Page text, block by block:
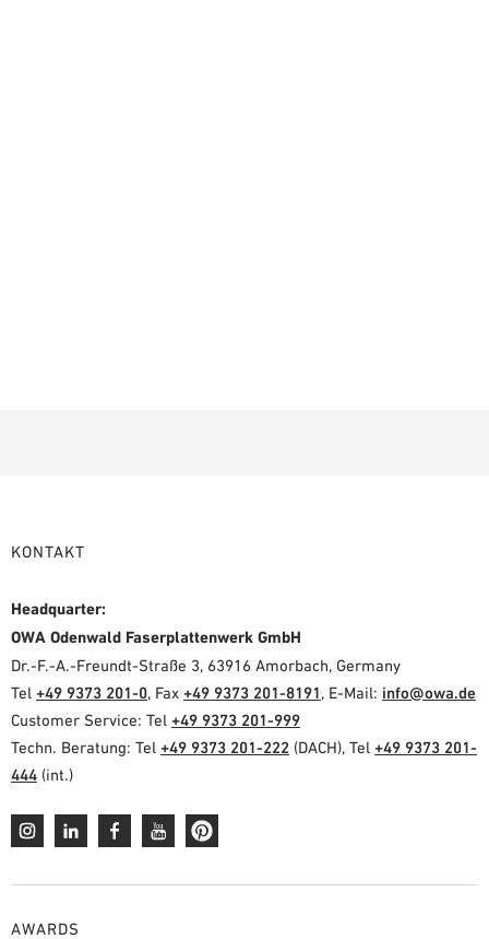
KONTAKT
Headquarter:
OWA Odenwald Faserplattenwerk GmbH
Dr.-F.-A.-Freundt-Straße 3, 63916 Amorbach, Germany
Tel +49 9373 201-0, Fax +49 9373 201-8191, E-Mail: info@owa.de
Customer Service: Tel +49 9373 201-999
Techn. Beratung: Tel +49 9373 201-222 (DACH), Tel +49 9373 201-
444 (int.)
AWARDS